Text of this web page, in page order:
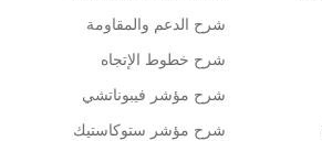
شرح الدعم والمقاومة
شرح خطوط الإتجاه
شرح مؤشر فيبوناتشي
شرح مؤشر ستوكاستيك